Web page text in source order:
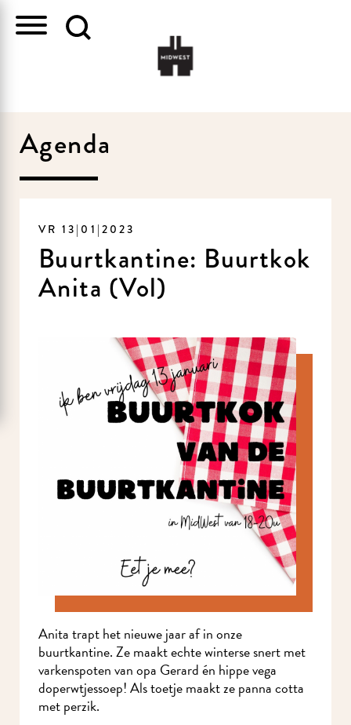
Agenda
VR 13|01|2023
Buurtkantine: Buurtkok
Anita (Vol)
Anita trapt het nieuwe jaar af in onze
buurtkantine. Ze maakt echte winterse snert met
varkenspoten van opa Gerard én hippe vega
doperwtjessoep! Als toetje maakt ze panna cotta
met perzik.